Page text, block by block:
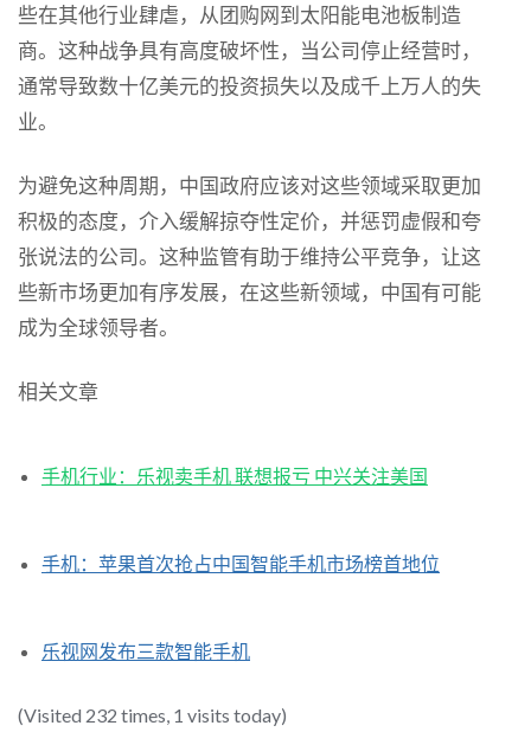
些在其他行业肆虐，从团购网到太阳能电池板制造
商。这种战争具有高度破坏性，当公司停止经营时，
通常导致数十亿美元的投资损失以及成千上万人的失
业。
为避免这种周期，中国政府应该对这些领域采取更加
积极的态度，介入缓解掠夺性定价，并惩罚虚假和夸
张说法的公司。这种监管有助于维持公平竞争，让这
些新市场更加有序发展，在这些新领域，中国有可能
成为全球领导者。
相关文章
手机行业：乐视卖手机 联想报亏 中兴关注美国
手机：苹果首次抢占中国智能手机市场榜首地位
乐视网发布三款智能手机
(Visited 232 times, 1 visits today)